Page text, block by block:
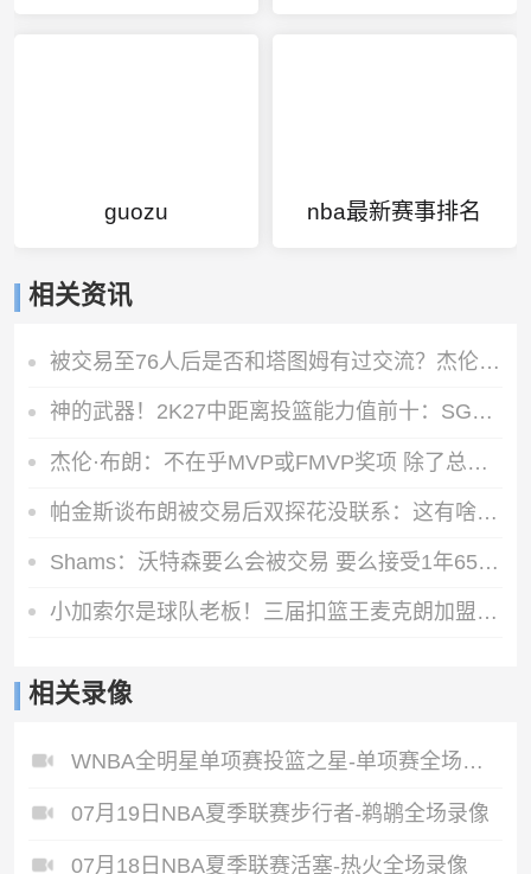
guozu nba最新赛事排名
相关资讯
被交易至76人后是否和塔图姆有过交流？杰伦·布朗：没怎么聊过
神的武器！2K27中距离投篮能力值前十：SGA一枝独秀 KD并列第三
杰伦·布朗：不在乎MVP或FMVP奖项 除了总冠军没任何东西能打动我
帕金斯谈布朗被交易后双探花没联系：这有啥惊讶？他们场外没私交
Shams：沃特森要么会被交易 要么接受1年650万的资质报价留队
小加索尔是球队老板！三届扣篮王麦克朗加盟西班牙赫罗纳俱乐部
相关录像
WNBA全明星单项赛投篮之星-单项赛全场录像
07月19日NBA夏季联赛步行者-鹈鹕全场录像
07月18日NBA夏季联赛活塞-热火全场录像